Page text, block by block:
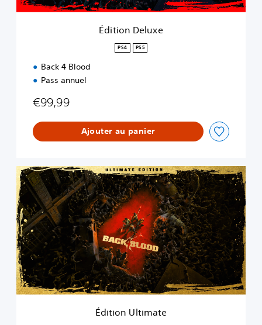
x
Édition Deluxe
PS4 PS5
Back 4 Blood
Pass annuel
€99,99
Ajouter au panier
É
d
t
i
o
n
U
l
t
i
m
Édition Ultimate